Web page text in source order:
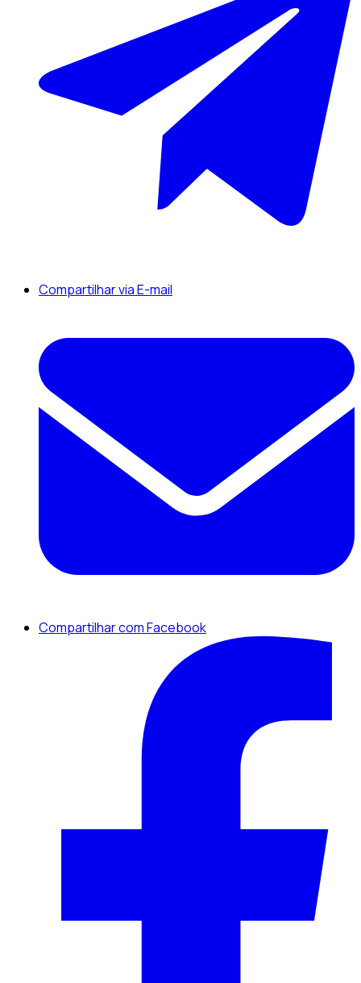
Compartilhar via E-mail
Compartilhar com Facebook